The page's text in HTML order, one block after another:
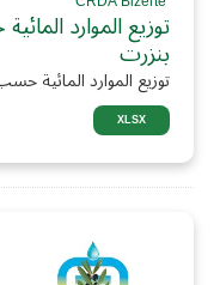
توزيع الموارد
بنزرت
توزيع الموارد المائية
XLSX